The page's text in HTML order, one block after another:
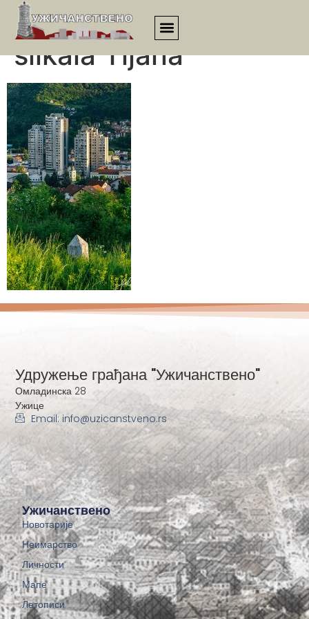
Sa Belog groblja,
slikala Tijana
Ужичанствено
Новотарије
Неимарство
Личности
Мапе
Летописи
Удружење грађана "Ужичанствено"
Омладинска 28
Ужице
Email: info@uzicanstveno.rs